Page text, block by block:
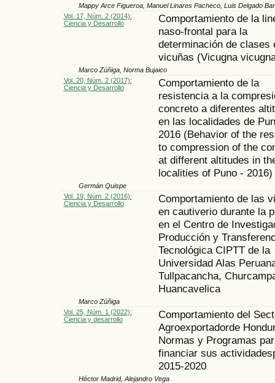
Mappy Arce Figueroa, Manuel Linares Pacheco, Luis Delgado
Vol. 17, Núm. 2 (2014):
Ciencia y Desarrollo
Comportamiento de la
naso-frontal para la
determinación de clases
vicuñas (Vicugna
Marco Zúñiga, Norma Bujaico
Vol. 20, Núm. 2 (2017):
Ciencia y Desarrollo
Comportamiento de la
resistencia a la
concreto a diferentes
en las localidades de
2016 (Behavior of the
to compression of the
at different altitudes in
localities of Puno - 2016)
Germán Quispe
Vol. 19, Núm. 2 (2016):
Ciencia y Desarrollo
Comportamiento de las
en cautiverio durante la
en el Centro de
Producción y
Tecnológica CIPTT de la
Universidad Alas
Tullpacancha,
Huancavelica
Marco Zúñiga
Vol. 25, Núm. 1 (2022):
Ciencia y desarrollo
Comportamiento del
Agroexportadorde
Normas y Programas
financiar sus
2015-2020
Héctor Madrid, Alejandro Vega